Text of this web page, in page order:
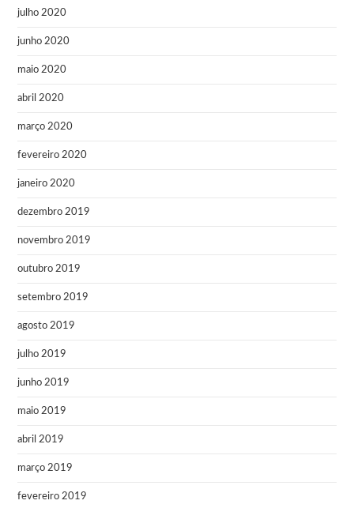
julho 2020
junho 2020
maio 2020
abril 2020
março 2020
fevereiro 2020
janeiro 2020
dezembro 2019
novembro 2019
outubro 2019
setembro 2019
agosto 2019
julho 2019
junho 2019
maio 2019
abril 2019
março 2019
fevereiro 2019